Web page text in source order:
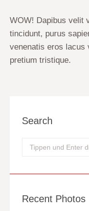
WOW! Dapibus velit
tincidunt, purus
venenatis eros lacus
pretium tristique.
Search
Search:
Recent Photos